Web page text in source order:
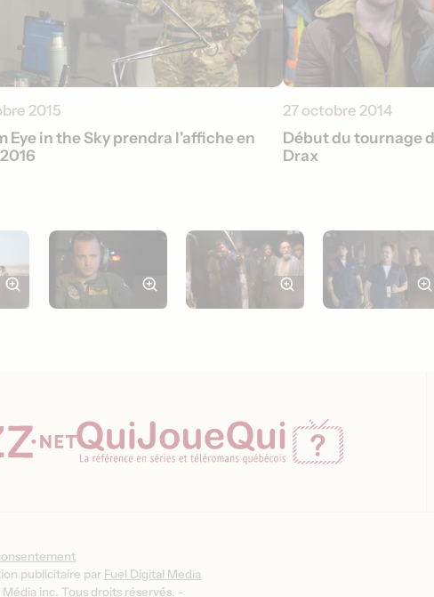
2015
Eye in the Sky prendra l'affiche en
27 octobre 2014
Début du tournage
Drax
publicitaire par Fuel Digital Media
inc. Tous droits réservés. -